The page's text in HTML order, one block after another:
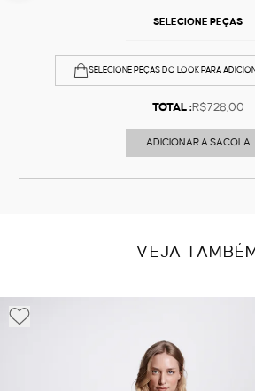
SELECIONE PEÇAS
SELECIONE PEÇAS DO LOOK PARA
TOTAL :R$728,00
ADICIONAR À SACOLA
VEJA